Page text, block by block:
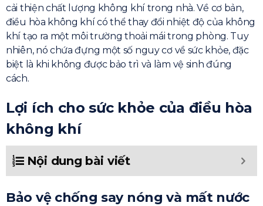
cải thiện chất lượng không khí trong nhà. Về cơ bản,
điều hòa không khí có thể thay đổi nhiệt độ của không
khí tạo ra một môi trường thoải mái trong phòng. Tuy
nhiên, nó chứa đựng một số nguy cơ về sức khỏe, đặc
biệt là khi không được bảo trì và làm vệ sinh đúng
cách.
Lợi ích cho sức khỏe của điều hòa
không khí
Nội dung bài viết
Bảo vệ chống say nóng và mất nước